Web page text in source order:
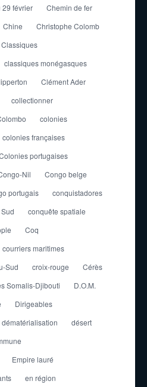
29 février
Chemin de fer
Chine
Christophe Colomb
Classiques
classiques monégasques
Clément Ader
collectionner
colonies
colonies françaises
portugaises
Nil
Congo belge
portugais
conquistadores
conquête spatiale
Coq
courriers maritimes
Sud croix-rouge
Cérès
Somalis-Djibouti
D.O.M.
Dirigeables
dématérialisation
désert
Empire lauré
en région